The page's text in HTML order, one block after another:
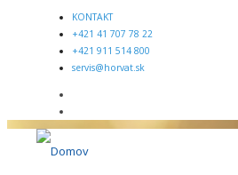
KONTAKT
+421 41 707 78 22
+421 911 514 800
servis@horvat.sk